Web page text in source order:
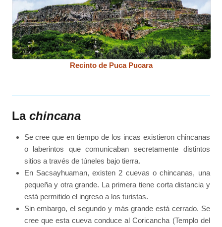
Recinto de Puca Pucara
Lachincana
Se cree que en tiempo de los incas existieron chincanas
o laberintos que comunicaban secretamente distintos
sitios a través de túneles bajo tierra.
En Sacsayhuaman, existen 2 cuevas o chincanas, una
pequeña y otra grande. La primera tiene corta distancia y
está permitido el ingreso a los turistas.
Sin embargo, el segundo y más grande está cerrado. Se
cree que esta cueva conduce al Coricancha (Templo del